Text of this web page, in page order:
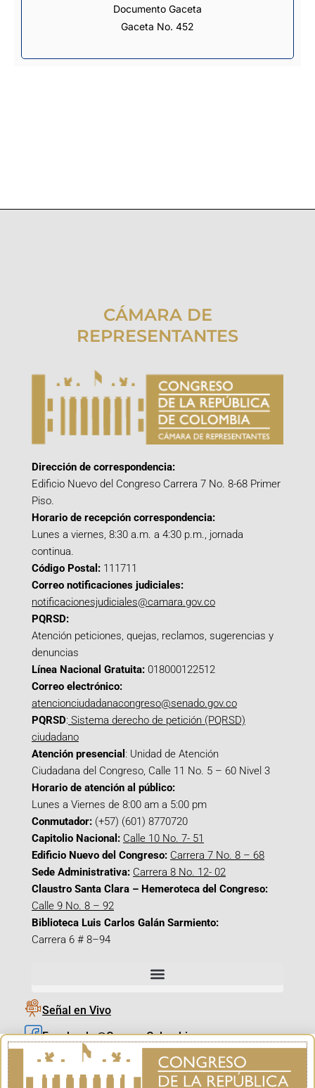
Documento Gaceta
Gaceta No. 452
CÁMARA DE
REPRESENTANTES
Dirección de correspondencia:
Edificio Nuevo del Congreso Carrera 7 No. 8-68 Primer
Piso.
Horario de recepción correspondencia:
Lunes a viernes, 8:30 a.m. a 4:30 p.m., jornada
continua.
Código Postal: 111711
Correo notificaciones judiciales:
notificacionesjudiciales@camara.gov.co
PQRSD:
Atención peticiones, quejas, reclamos, sugerencias y
denuncias
Línea Nacional Gratuita: 018000122512
Correo electrónico:
atencionciudadanacongreso@senado.gov.co
PQRSD: Sistema derecho de petición (PQRSD)
ciudadano
Atención presencial : Unidad de Atención
Ciudadana del Congreso, Calle 11 No. 5 – 60 Nivel 3
Horario de atención al público:
Lunes a Viernes de 8:00 am a 5:00 pm
Conmutador: (+57) (601) 8770720
Capitolio Nacional: Calle 10 No. 7- 51
Edificio Nuevo del Congreso: Carrera 7 No. 8 – 68
Sede Administrativa: Carrera 8 No. 12- 02
Claustro Santa Clara – Hemeroteca del Congreso:
Calle 9 No. 8 – 92
Biblioteca Luis Carlos Galán Sarmiento:
Carrera 6 # 8–94
Señal en Vivo
Facebook_@CamaraColombia
Instagram_@CamaraColombia